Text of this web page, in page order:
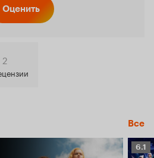
Оценить
2
Все
6.1